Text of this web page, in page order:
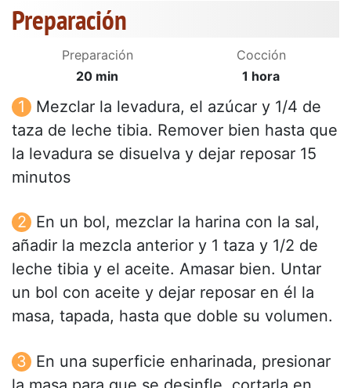
Preparación
Preparación
20 min
Cocción
1 hora
Mezclar la levadura, el azúcar y 1/4 de
taza de leche tibia. Remover bien hasta que
la levadura se disuelva y dejar reposar 15
minutos
En un bol, mezclar la harina con la sal,
añadir la mezcla anterior y 1 taza y 1/2 de
leche tibia y el aceite. Amasar bien. Untar
un bol con aceite y dejar reposar en él la
masa, tapada, hasta que doble su volumen.
En una superficie enharinada, presionar